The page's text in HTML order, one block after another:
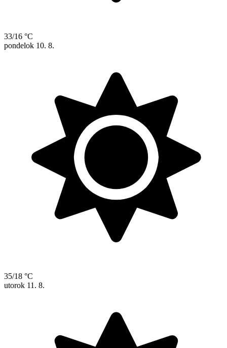
33/16 °C
pondelok 10. 8.
35/18 °C
utorok 11. 8.